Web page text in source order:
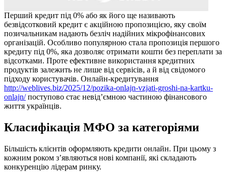
Перший кредит під 0% або як його ще називають
безвідсотковий кредит є акційною пропозицією, яку своїм
позичальникам надають безліч надійних мікрофінансових
організацій. Особливо популярною стала пропозиція першого
кредиту під 0%, яка дозволяє отримати кошти без переплати за
відсотками. Проте ефективне використання кредитних
продуктів залежить не лише від сервісів, а й від свідомого
підходу користувачів. Онлайн-кредитування
http://weblives.biz/2025/12/pozika-onlajn-vzjati-groshi-na-kartku-
onlajn/поступово стає невід’ємною частиною фінансового
життя українців.
Класифікація МФО за категоріями
Більшість клієнтів оформляють кредити онлайн. При цьому з
кожним роком з’являються нові компанії, які складають
конкуренцію лідерам ринку.